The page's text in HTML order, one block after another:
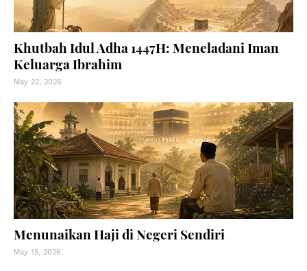
Khutbah Idul Adha 1447H: Meneladani Iman
Keluarga Ibrahim
May 22, 2026
Menunaikan Haji di Negeri Sendiri
May 15, 2026